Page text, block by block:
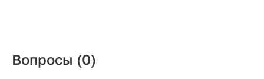
Вопросы (0)